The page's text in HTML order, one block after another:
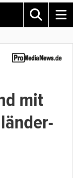
mit